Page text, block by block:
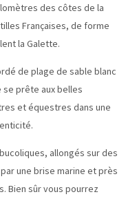
des côtes de la
Françaises, de forme
la Galette.
de plage de sable blanc
se prête aux belles
et équestres dans une
allongés sur des
une brise marine et près
Bien sûr vous pourrez